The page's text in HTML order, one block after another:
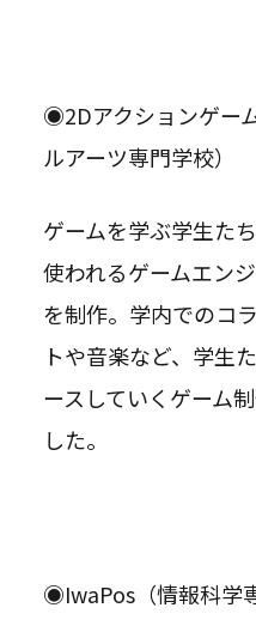
◉2Dアクションゲー
ルアーツ専門学校）
ゲームを学ぶ学生た
使われるゲームエン
を制作。学内でのコ
トや音楽など、学生
ースしていくゲーム
した。
◉IwaPos（情報科学